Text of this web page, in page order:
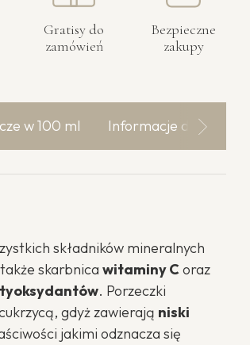
Gratisy do
zamówień
Bezpieczne
zakupy
w 100 ml Informacje dodatkowe
składników mineralnych
skarbnica witaminy Coraz
. Porzeczki
gdyż zawierają niski
jakimi odznacza się